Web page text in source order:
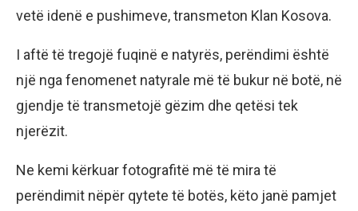
vetë idenë e pushimeve, transmeton Klan Kosova.
I aftë të tregojë fuqinë e natyrës, perëndimi është
një nga fenomenet natyrale më të bukur në botë, në
gjendje të transmetojë gëzim dhe qetësi tek
njerëzit.
Ne kemi kërkuar fotografitë më të mira të
perëndimit nëpër qytete të botës, këto janë pamjet